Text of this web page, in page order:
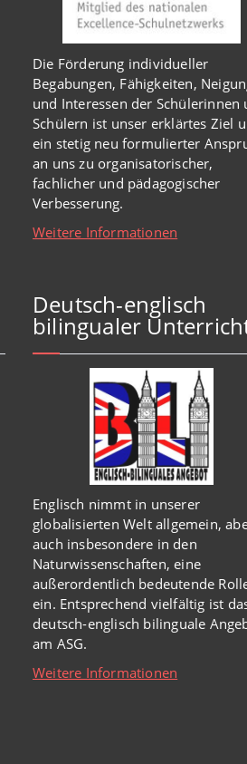
Die Förderung individueller
Begabungen, Fähigkeiten,
und Interessen der Schülerinnen
Schülern ist unser erklärtes Ziel
ein stetig neu formulierter
an uns zu organisatorischer,
fachlicher und pädagogischer
Verbesserung.
Weitere Informationen
Deutsch-englisch
bilingualer
Englisch nimmt in unserer
globalisierten Weltallgemein,
auch insbesondere in den
Naturwissenschaften, eine
außerordentlich bedeutende
ein. Entsprechend vielfältig ist
deutsch-englisch bilinguale
am ASG.
Weitere Informationen